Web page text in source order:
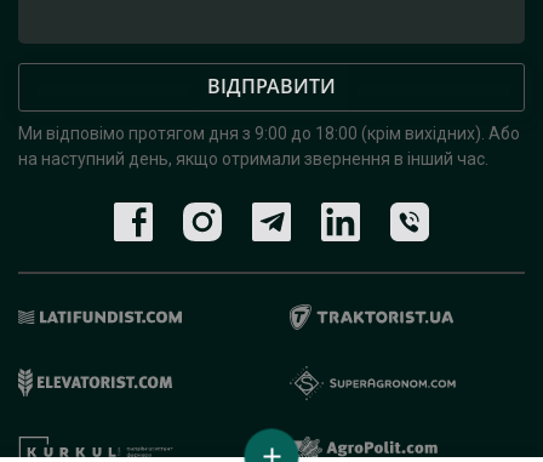
ВІДПРАВИТИ
Ми відповімо протягом дня з 9:00 до 18:00 (крім вихідних). Або
на наступний день, якщо отримали звернення в інший час.